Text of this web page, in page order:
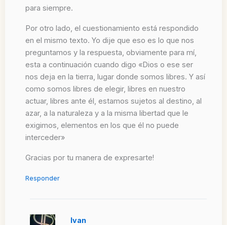
para siempre.
Por otro lado, el cuestionamiento está respondido
en el mismo texto. Yo dije que eso es lo que nos
preguntamos y la respuesta, obviamente para mí,
esta a continuación cuando digo «Dios o ese ser
nos deja en la tierra, lugar donde somos libres. Y así
como somos libres de elegir, libres en nuestro
actuar, libres ante él, estamos sujetos al destino, al
azar, a la naturaleza y a la misma libertad que le
exigimos, elementos en los que él no puede
interceder»
Gracias por tu manera de expresarte!
Responder
Ivan